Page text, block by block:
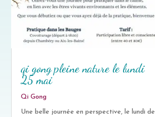
qi gong pleine nature le lundi
25 mai
Qi Gong
Une belle journée en perspective, le lundi de